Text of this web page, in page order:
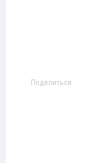
Поделиться